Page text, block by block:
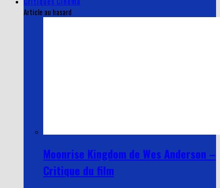
Article au hasard
Moonrise Kingdom de Wes Anderson –
Critique du film